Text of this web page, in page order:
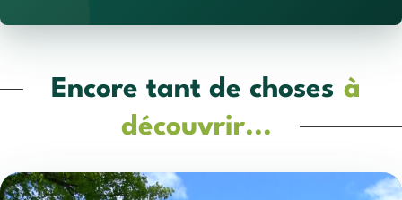
Encore tant de choses à
découvrir...